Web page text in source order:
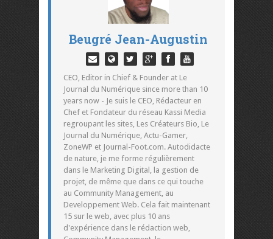
Beugré Jean-Augustin
CEO, Editor in Chief & Founder at Le
Journal du Numérique since more than 10
years now - Je suis le CEO, Rédacteur en
Chef et Fondateur du réseau Kassi Media
regroupant les sites, Les Créateurs Bio, Le
Journal du Numérique, Actu-Gamer,
ZoneWP et Journal-Foot.com. Autodidacte
de nature, je me forme régulièrement
dans le Marketing Digital, la gestion de
projet, de même que dans ce qui touche
au Community Management, au
Developpement Web. Cela fait maintenant
15 sur le web, avec plus 10 ans
d'expérience dans le rédaction web,